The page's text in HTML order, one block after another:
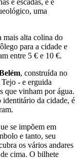
e escadas, e é
uma
mais alta colina do
para a cidade e
entre 5 € e 10 €.
, construída no
- e erguida
que vinham por água.
da cidade, é
se impõem em
e tanto, seu
os vários andares
cima. O bilhete